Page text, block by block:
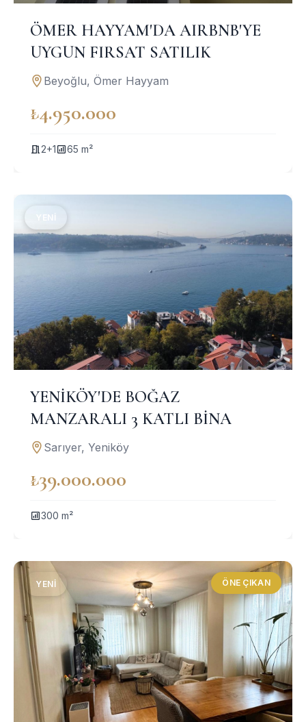
ÖMER HAYYAM'DA AIRBNB'YE
UYGUN FIRSAT SATILIK
Beyoğlu, Ömer Hayyam
₺4.950.000
2+1 65 m²
YENI
YENİKÖY'DE BOĞAZ
MANZARALI 3 KATLI BİNA
Sarıyer, Yeniköy
₺39.000.000
300 m²
YENI ÖNE ÇIKAN